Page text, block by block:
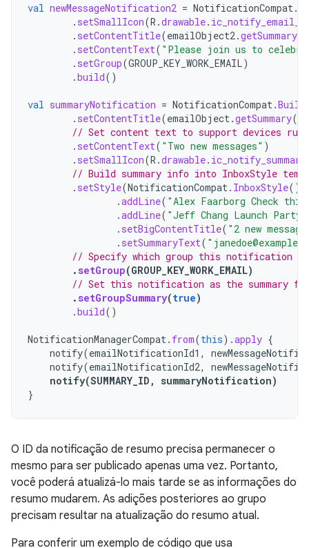
val newMessageNotification2 = NotificationCompat .
. setSmallIcon(R .drawable.
. setContentTitle(emailObject2 .getSummary
. setContentText( "Please join us to
. setGroup(GROUP_KEY_WORK_EMAIL)
.build()
val summaryNotification = NotificationCompat .
. setContentTitle(emailObject .getSummary
// Set content text to support devices
. setContentText( "Two new messages" )
. setSmallIcon(R .drawable.
// Build summary info into InboxStyle
. setStyle(NotificationCompat . InboxStyle()
.addLine( "Alex Faarborg Check
.addLine( "Jeff Chang Launch Party"
. setBigContentTitle( "2 new
. setSummaryText(
// Specify which group this notification
.setGroup(GROUP_KEY_WORK_EMAIL)
// Set this notification as the summary
.setGroupSummary(true)
.build()
NotificationManagerCompat . from(this).apply {
notify(emailNotificationId1 ,
notify(emailNotificationId2,
notify(SUMMARY_ID , summaryNotification)
}
O ID da notificação de resumo precisa permanecer o
mesmo para ser publicado apenas uma vez. Portanto,
você poderá atualizá-lo mais tarde se as informações do
resumo mudarem. As adições posteriores ao grupo
precisam resultar na atualização do resumo atual.
Para conferir um exemplo de código que usa